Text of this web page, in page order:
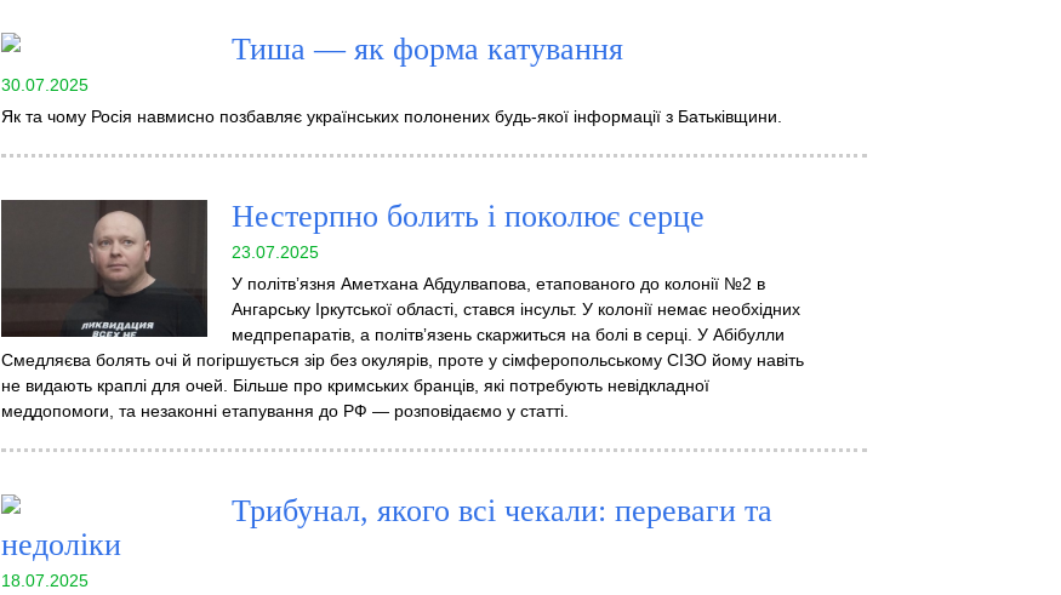
Тиша — як форма катування
30.07.2025
Як та чому Росія навмисно позбавляє українських полонених будь-якої інформації з Батьківщини.
Нестерпно болить і поколює серце
23.07.2025
У політвʼязня Аметхана Абдулвапова, етапованого до колонії №2 в
Ангарську Іркутської області, стався інсульт. У колонії немає необхідних
медпрепаратів, а політвʼязень скаржиться на болі в серці. У Абібулли
Смедляєва болять очі й погіршується зір без окулярів, проте у сімферопольському СІЗО йому навіть
не видають краплі для очей. Більше про кримських бранців, які потребують невідкладної
меддопомоги, та незаконні етапування до РФ — розповідаємо у статті.
Трибунал, якого всі чекали: переваги та
недоліки
18.07.2025